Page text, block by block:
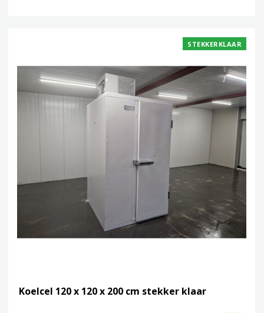
STEKKERKLAAR
Koelcel 120 x 120 x 200 cm stekker klaar